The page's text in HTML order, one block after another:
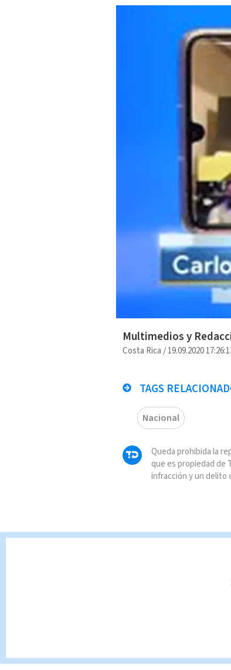
Multimedios y
Costa Rica /19.09.2020
TAGS
Nacional
Queda prohibida la
que es propiedad de
infracción y un delito